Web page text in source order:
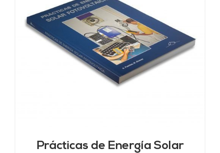
Prácticas de Energía Solar